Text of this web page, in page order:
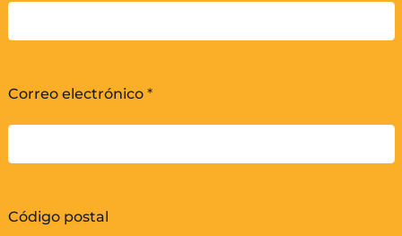
Correo electrónico *
Código postal